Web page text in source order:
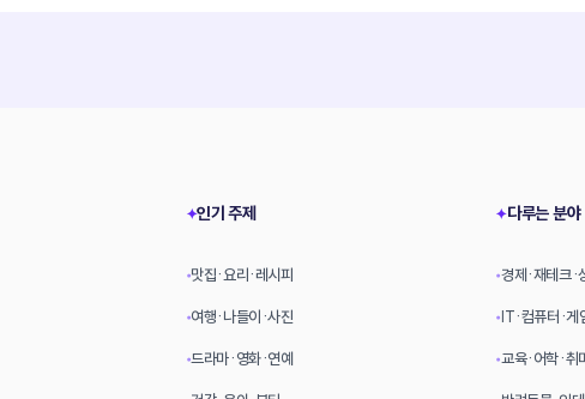
✦인기 주제
•맛집·요리·레시피
•여행·나들이·사진
•드라마·영화·연예
✦다루는 분야
•경제·재테크·
•IT·컴퓨터·게
•교육·어학·취